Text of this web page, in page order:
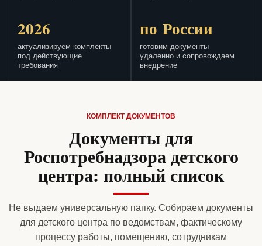
2026
актуализируем комплекты
под действующие
требования
по России
готовим документы
удаленно и сопровождаем
внедрение
КОМПЛЕКТ ДОКУМЕНТОВ
Документы для
Роспотребнадзора детского
центра: полный список
Не выдаем универсальную папку. Собираем документы
для детского центра по ведомствам, фактическому
процессу работы, помещению, сотрудникам